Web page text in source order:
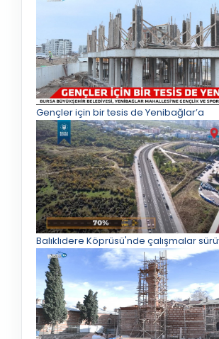
Gençler için bir tesis de Yenibağlar’a
Balıklıdere Köprüsü'nde çalışmalar